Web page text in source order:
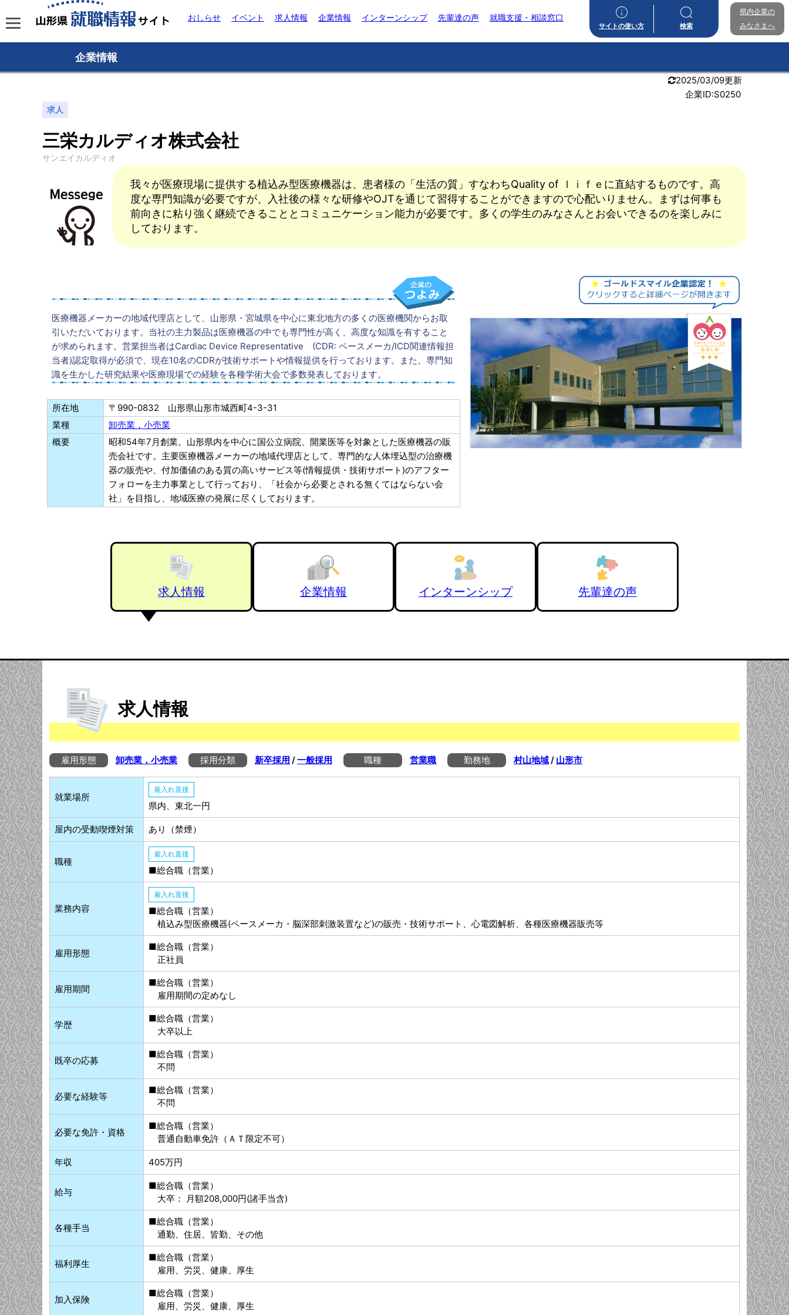
おしらせ イベント 求人情報 企業情報 インターンシップ 先輩達の声 就職支援・相談窓口
サイトの使い方 検索
県内企業の
みなさまへ
企業情報
2025/03/09更新
企業ID:S0250
求人
三栄カルディオ株式会社
サンエイカルディオ
我々が医療現場に提供する植込み型医療機器は、患者様の「生活の質」すなわちQuality of ｌｉｆｅに直結するものです。高
度な専門知識が必要ですが、入社後の様々な研修やOJTを通じて習得することができますので心配いりません。まずは何事も
前向きに粘り強く継続できることとコミュニケーション能力が必要です。多くの学生のみなさんとお会いできるのを楽しみに
しております。
医療機器メーカーの地域代理店として、山形県・宮城県を中心に東北地方の多くの医療機関からお取
引いただいております。当社の主力製品は医療機器の中でも専門性が高く、高度な知識を有すること
が求められます。営業担当者はCardiac Device Representative (CDR: ペースメーカ/ICD関連情報担
当者)認定取得が必須で、現在10名のCDRが技術サポートや情報提供を行っております。また、専門知
識を生かした研究結果や医療現場での経験を各種学術大会で多数発表しております。
所在地
〒990-0832 山形県山形市城西町4-3-31
業種
卸売業，小売業
概要
昭和54年7月創業。山形県内を中心に国公立病院、開業医等を対象とした医療機器の販
売会社です。主要医療機器メーカーの地域代理店として、専門的な人体埋込型の治療機
器の販売や、付加価値のある質の高いサービス等(情報提供・技術サポート)のアフター
フォローを主力事業として行っており、「社会から必要とされる無くてはならない会
社」を目指し、地域医療の発展に尽くしております。
求人情報 企業情報 インターンシップ 先輩達の声
求人情報
雇用形態 卸売業，小売業 採用分類 新卒採用 /一般採用 職種 営業職 勤務地 村山地域 / 山形市
就業場所
雇入れ直後
県内、東北一円
屋内の受動喫煙対策 あり（禁煙）
職種
雇入れ直後
■総合職（営業）
業務内容
雇入れ直後
■総合職（営業）
植込み型医療機器(ペースメーカ・脳深部刺激装置など)の販売・技術サポート、心電図解析、各種医療機器販売等
雇用形態
■総合職（営業）
正社員
雇用期間
■総合職（営業）
雇用期間の定めなし
学歴
■総合職（営業）
大卒以上
既卒の応募
■総合職（営業）
不問
必要な経験等
■総合職（営業）
不問
必要な免許・資格
■総合職（営業）
普通自動車免許（ＡＴ限定不可）
年収 405万円
給与
■総合職（営業）
大卒： 月額208,000円(諸手当含)
各種手当
■総合職（営業）
通勤、住居、皆勤、その他
福利厚生
■総合職（営業）
雇用、労災、健康、厚生
加入保険
■総合職（営業）
雇用、労災、健康、厚生